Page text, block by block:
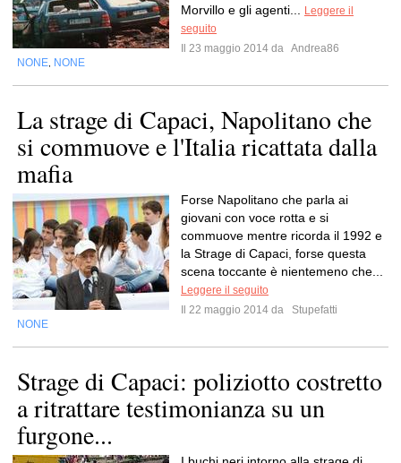
Morvillo e gli agenti...
Leggere il
seguito
Il 23 maggio 2014 da Andrea86
NONE NONE
La strage di Capaci, Napolitano che
si commuove e l'Italia ricattata dalla
mafia
Forse Napolitano che parla ai
giovani con voce rotta e si
commuove mentre ricorda il 1992 e
la Strage di Capaci, forse questa
scena toccante è nientemeno che...
Leggere il seguito
Il 22 maggio 2014 da
Stupefatti
NONE
Strage di Capaci: poliziotto costretto
a ritrattare testimonianza su un
furgone...